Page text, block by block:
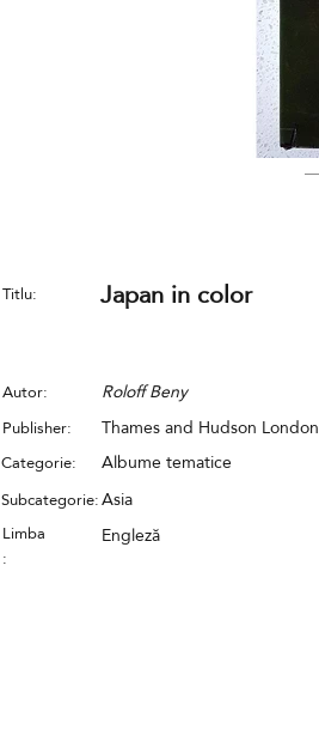
Titlu: Japan in color
Autor: Roloff Beny
Publisher: Thames and Hudson London
Categorie:
Albume tematice
Asia
Subcategorie:
Limba
:
Engleză